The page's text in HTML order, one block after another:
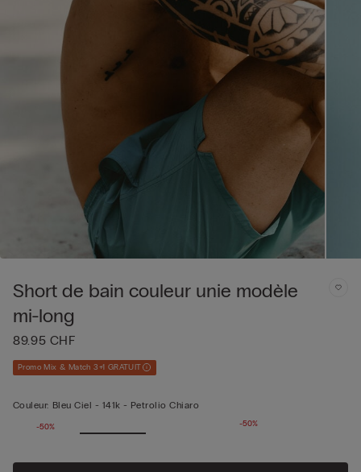
Short de bain couleur unie modèle
mi-long
89.95 CHF
Promo Mix & Match 3+1 GRATUIT
Couleur: Bleu Ciel - 141k - Petrolio Chiaro
-50%
-50%